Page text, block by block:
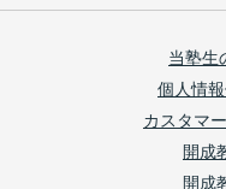
当塾生
個人情
カスタマ
開成
開成